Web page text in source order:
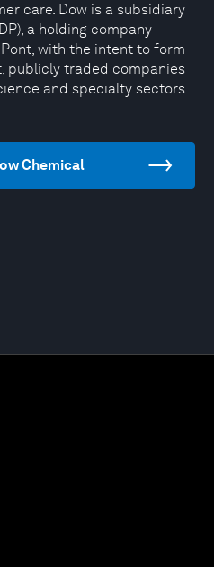
care. Dow is a subsidiary
a holding company
with the intent to form
publicly traded companies
and specialty sectors.
Chemical